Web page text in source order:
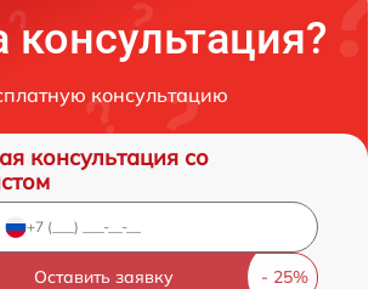
консультацию
консультация со
Оставить заявку